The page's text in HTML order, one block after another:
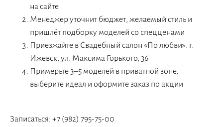
на сайте
Менеджер уточнит бюджет, желаемый стиль и
пришлёт подборку моделей со спецценами
Приезжайте в Свадебный салон «По любви»: г.
Ижевск, ул. Максима Горького, 36
Примерьте 3–5 моделей в приватной зоне,
выберите идеал и оформите заказ по акции
Записаться: +7 (982) 795-75-00